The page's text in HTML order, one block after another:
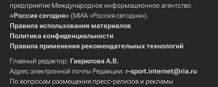
предприятие Международное информационное агентство
«Россия сегодня» (МИА «Россия сегодня»).
Правила использования материалов
Политика конфиденциальности
Правила применения рекомендательных технологий
Главный редактор: Гаврилова А.В.
Адрес электронной почты Редакции: r-sport.internet@ria.ru
По вопросам размещения пресс-релизов и рекламы